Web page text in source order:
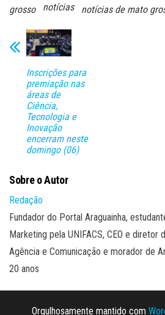
grosso
notícias notícias de mato
Inscrições para
premiação nas
áreas de
Ciência,
Tecnologia e
Inovação
encerram neste
domingo (06)
Sobre o Autor
Redação
Fundador do Portal Araguainha,
Marketing pela UNIFACS, CEO e diretor
Agência e Comunicação e morador de
20 anos
Orgulhosamente mantido com